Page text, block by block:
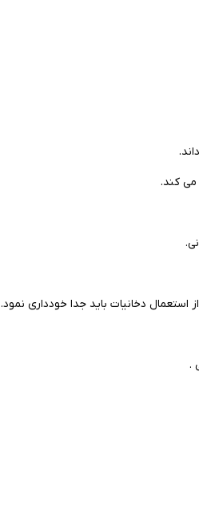
می کند.
دخانیات باید جدا خودداری نمود.
.